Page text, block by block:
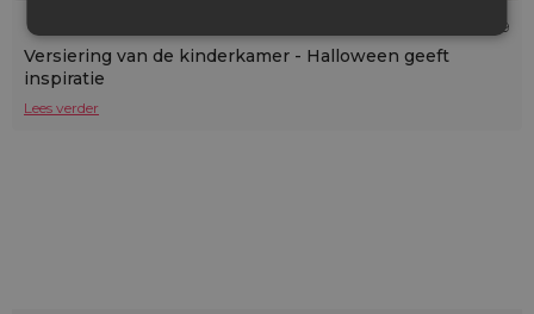
11/10/2019
Versiering van de kinderkamer - Halloween geeft
inspiratie
Lees verder